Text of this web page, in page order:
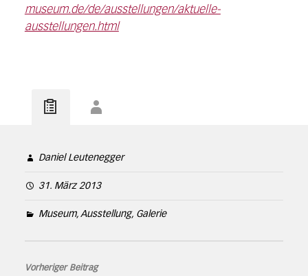
museum.de/de/ausstellungen/aktuelle-
ausstellungen.html
Daniel Leutenegger
31. März 2013
Museum, Ausstellung, Galerie
Vorheriger Beitrag